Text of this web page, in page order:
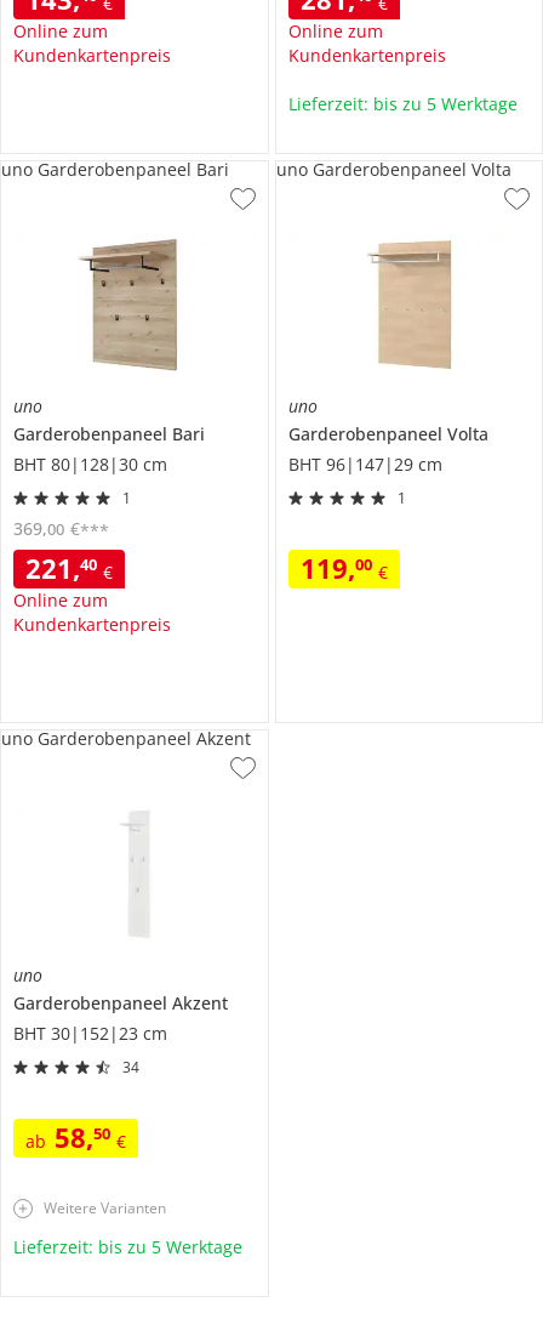
Online zum
Kundenkartenpreis
Online zum
Kundenkartenpreis
Lieferzeit: bis zu 5 Werktage
uno
Garderobenpaneel Bari
BHT 80|128|30 cm
1
221,40 €
Online zum
Kundenkartenpreis
369,00 €***
uno Garderobenpaneel Bari
uno
Garderobenpaneel Volta
BHT 96|147|29 cm
1
119,00 €
uno Garderobenpaneel Volta
uno
Garderobenpaneel Akzent
BHT 30|152|23 cm
34
ab 58,50 €
uno Garderobenpaneel Akzent
Weitere Varianten
Lieferzeit: bis zu 5 Werktage